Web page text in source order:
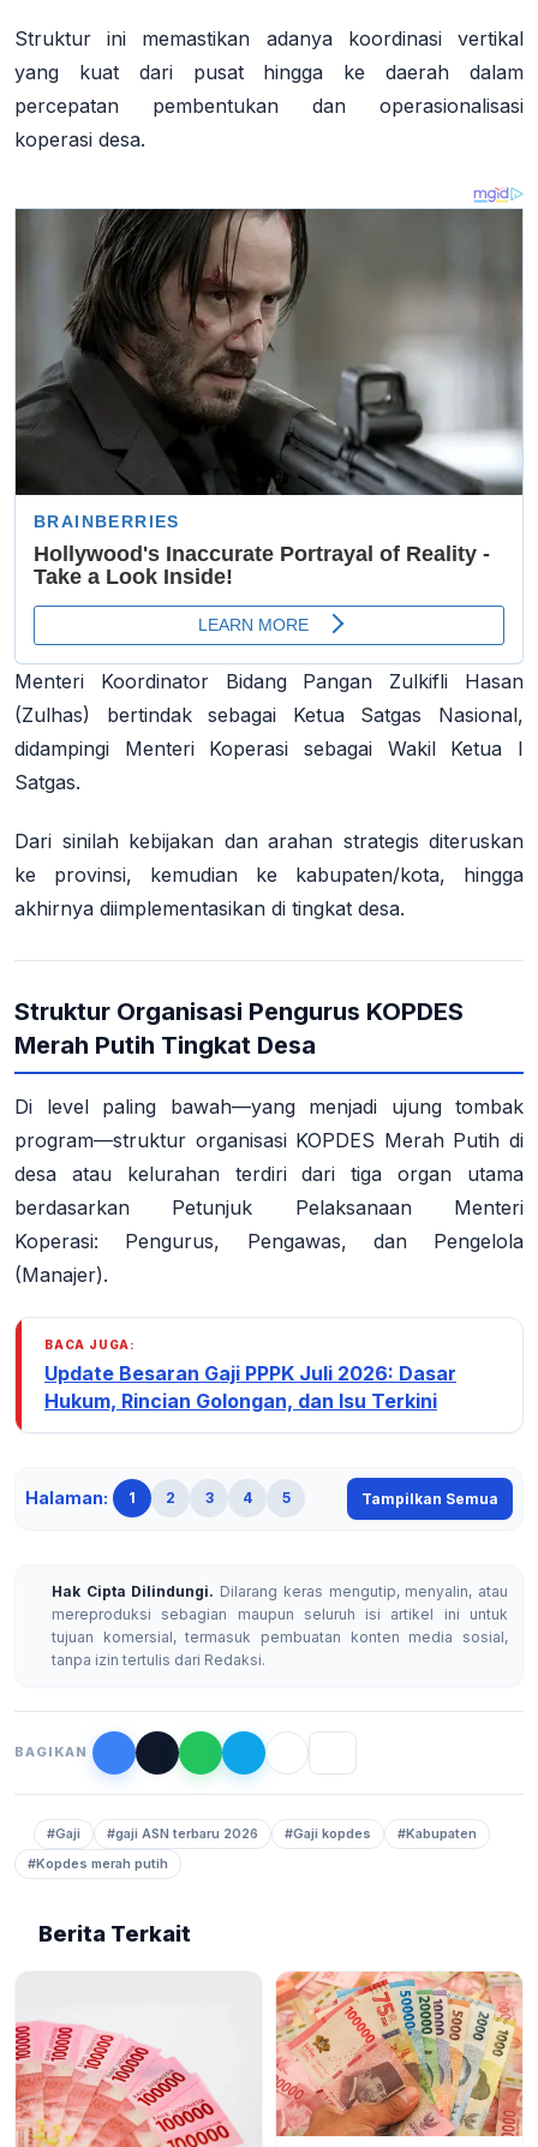
Struktur ini memastikan adanya koordinasi vertikal
yang kuat dari pusat hingga ke daerah dalam
percepatan pembentukan dan operasionalisasi
koperasi desa.
Menteri Koordinator Bidang Pangan Zulkifli Hasan
(Zulhas) bertindak sebagai Ketua Satgas Nasional,
didampingi Menteri Koperasi sebagai Wakil Ketua I
Satgas.
Dari sinilah kebijakan dan arahan strategis diteruskan
ke provinsi, kemudian ke kabupaten/kota, hingga
akhirnya diimplementasikan di tingkat desa.
Struktur Organisasi Pengurus KOPDES
Merah Putih Tingkat Desa
Di level paling bawah—yang menjadi ujung tombak
program—struktur organisasi KOPDES Merah Putih di
desa atau kelurahan terdiri dari tiga organ utama
berdasarkan Petunjuk Pelaksanaan Menteri
Koperasi: Pengurus, Pengawas, dan Pengelola
(Manajer).
BACA JUGA:
Update Besaran Gaji PPPK Juli 2026: Dasar
Hukum, Rincian Golongan, dan Isu Terkini
Halaman: 1 2 3 4 5 Tampilkan Semua
Hak Cipta Dilindungi. Dilarang keras mengutip, menyalin, atau
mereproduksi sebagian maupun seluruh isi artikel ini untuk
tujuan komersial, termasuk pembuatan konten media sosial,
tanpa izin tertulis dari Redaksi.
BAGIKAN
#Gaji #gaji ASN terbaru 2026 #Gaji kopdes
#Kabupaten
#Kopdes merah putih
Berita Terkait